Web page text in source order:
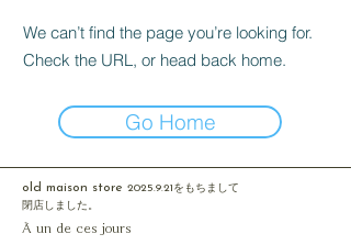
We can’t find the page you’re looking for.
Check the URL, or head back home.
Go Home
old maison store 2025.9.21をもちまして
閉店しました。
À un de ces jours